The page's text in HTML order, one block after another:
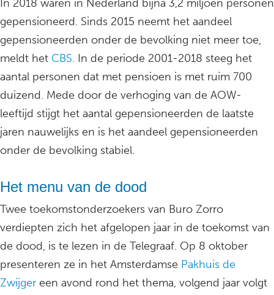
In 2018 waren in Nederland bijna 3,2 miljoen personen
gepensioneerd. Sinds 2015 neemt het aandeel
gepensioneerden onder de bevolking niet meer toe,
meldt het CBS. In de periode 2001-2018 steeg het
aantal personen dat met pensioen is met ruim 700
duizend. Mede door de verhoging van de AOW-
leeftijd stijgt het aantal gepensioneerden de laatste
jaren nauwelijks en is het aandeel gepensioneerden
onder de bevolking stabiel.
Het menu van de dood
Twee toekomstonderzoekers van Buro Zorro
verdiepten zich het afgelopen jaar in de toekomst van
de dood, is te lezen in de Telegraaf. Op 8 oktober
presenteren ze in het Amsterdamse Pakhuis de
Zwijger een avond rond het thema, volgend jaar volgt